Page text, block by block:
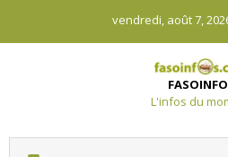
content
vendredi, août 7,
L'infos du